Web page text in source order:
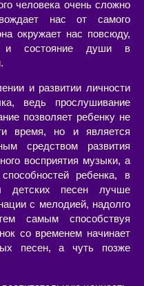
человека очень сложно
нас от самого
окружает нас повсюду,
и состояние души в
и развитии личности
ведь прослушивание
позволяет ребенку не
время, но и является
средством развития
восприятия музыки, а
ребенка, в
детских песен лучше
с мелодией, надолго
самым способствуя
со временем начинает
песен, а чуть позже